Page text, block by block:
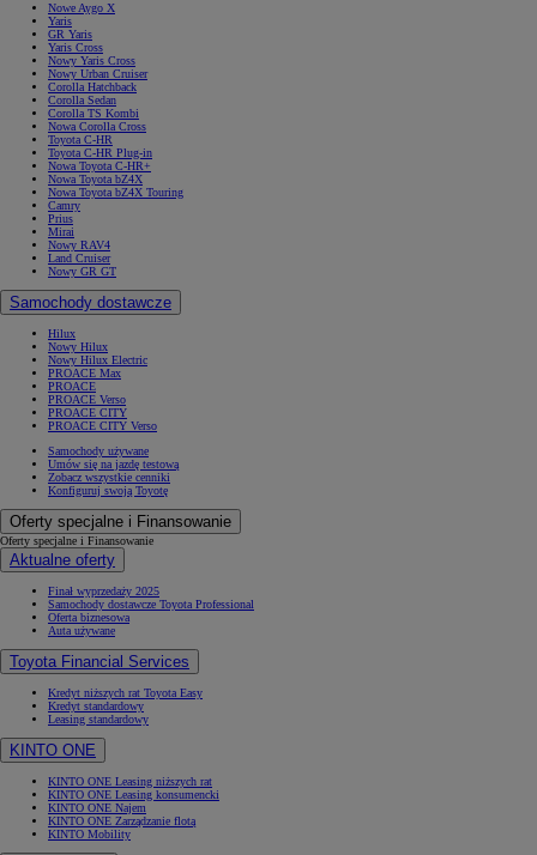
Nowe Aygo X
Yaris
GR Yaris
Yaris Cross
Nowy Yaris Cross
Nowy Urban Cruiser
Corolla Hatchback
Corolla Sedan
Corolla TS Kombi
Nowa Corolla Cross
Toyota C-HR
Toyota C-HR Plug-in
Nowa Toyota C-HR+
Nowa Toyota bZ4X
Nowa Toyota bZ4X Touring
Camry
Prius
Mirai
Nowy RAV4
Land Cruiser
Nowy GR GT
Samochody dostawcze
Hilux
Nowy Hilux
Nowy Hilux Electric
PROACE Max
PROACE
PROACE Verso
PROACE CITY
PROACE CITY Verso
Samochody używane
Umów się na jazdę testową
Zobacz wszystkie cenniki
Konfiguruj swoją Toyotę
Oferty specjalne i Finansowanie
Oferty specjalne i Finansowanie
Aktualne oferty
Finał wyprzedaży 2025
Samochody dostawcze Toyota Professional
Oferta biznesowa
Auta używane
Toyota Financial Services
Kredyt niższych rat Toyota Easy
Kredyt standardowy
Leasing standardowy
KINTO ONE
KINTO ONE Leasing niższych rat
KINTO ONE Leasing konsumencki
KINTO ONE Najem
KINTO ONE Zarządzanie flotą
KINTO Mobility